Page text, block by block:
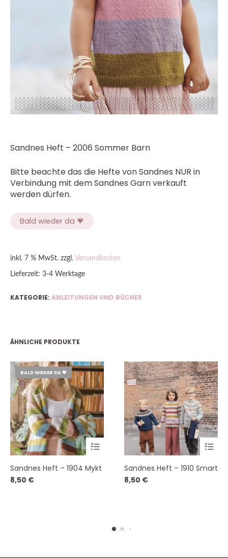
Sandnes Heft – 2006 Sommer Barn
Bitte beachte das die Hefte von Sandnes NUR in
Verbindung mit dem Sandnes Garn verkauft
werden dürfen.
Bald wieder da 💗
inkl. 7 % MwSt. zzgl. Versandkosten
Lieferzeit: 3-4 Werktage
KATEGORIE: ANLEITUNGEN UND BÜCHER
ÄHNLICHE PRODUKTE
BALD WIEDER DA 💗
Sandnes Heft – 1904 Mykt
8,50 €
Sandnes Heft – 1910 Smart
8,50 €